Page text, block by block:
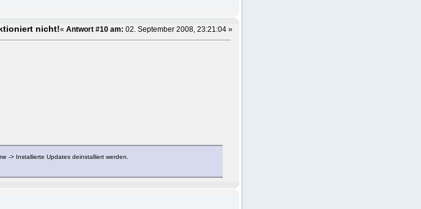
nicht!«Antwort #10 am: 02. September 2008, 23:21:04 »
-> Installierte Updates deinstalliert werden.